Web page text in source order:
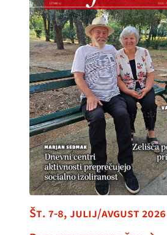
Št. 7-8, julij/avgust 2026